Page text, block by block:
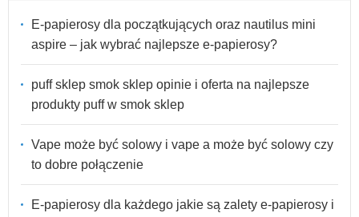
E-papierosy dla początkujących oraz nautilus mini
aspire – jak wybrać najlepsze e-papierosy?
puff sklep smok sklep opinie i oferta na najlepsze
produkty puff w smok sklep
Vape może być solowy i vape a może być solowy czy
to dobre połączenie
E-papierosy dla każdego jakie są zalety e-papierosy i